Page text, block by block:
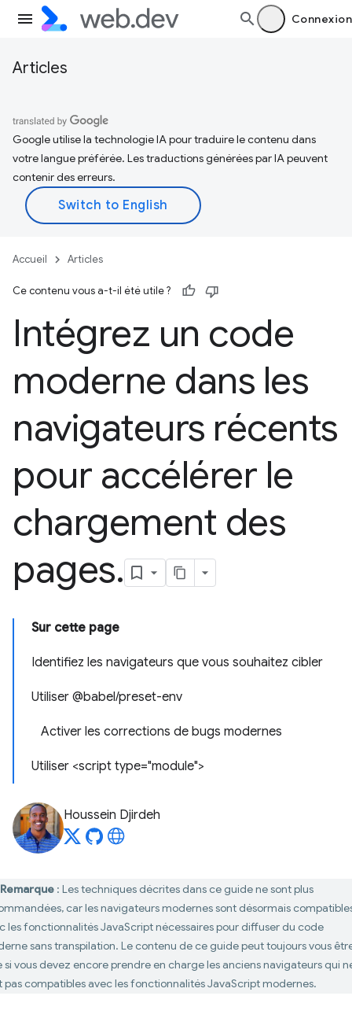
Connexion
Articles
Google utilise la technologie IA pour traduire le contenu dans
votre langue préférée. Les traductions générées par IA peuvent
contenir des erreurs.
Accueil Articles
Ce contenu vous a-t-il été utile ?
Intégrez un code
moderne dans les
navigateurs récents
pour accélérer le
chargement des
pages.
Sur cette page
Identifiez les navigateurs que vous souhaitez cibler
Utiliser @babel/preset-env
Activer les corrections de bugs modernes
Utiliser <script type="module">
Houssein Djirdeh
Remarque : Les techniques décrites dans ce guide ne sont plus
car les navigateurs modernes sont désormais
les fonctionnalités JavaScript nécessaires pour diffuser du code
sans transpilation. Le contenu de ce guide peut toujours vous
si vous devez encore prendre en charge les anciens navigateurs qui
pas compatibles avec les fonctionnalités JavaScript modernes.